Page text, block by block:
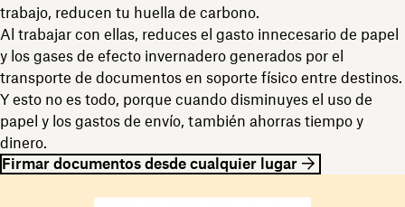
trabajo, reducen tu huella de carbono.
Al trabajar con ellas, reduces el gasto innecesario de papel
y los gases de efecto invernadero generados por el
transporte de documentos en soporte físico entre destinos.
Y esto no es todo, porque cuando disminuyes el uso de
papel y los gastos de envío, también ahorras tiempo y
dinero.
Firmar documentos desde cualquier lugar